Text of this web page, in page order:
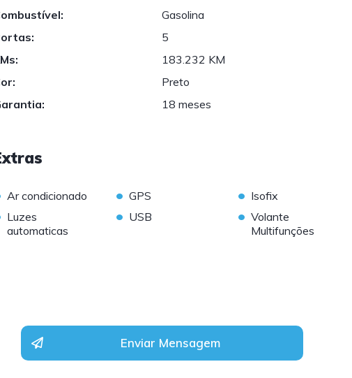
Gasolina
5
183.232 KM
Preto
18 meses
Ar condicionado • GPS • Isofix
Luzes
automaticas
• USB • Volante
Multifunções
Enviar Mensagem